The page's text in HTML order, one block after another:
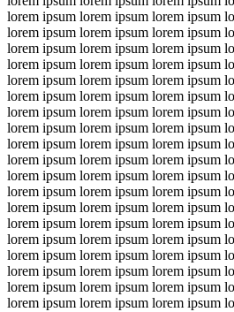
lorem ipsum lorem ipsum lorem ipsum
lorem ipsum lorem ipsum lorem ipsum
lorem ipsum lorem ipsum lorem ipsum
lorem ipsum lorem ipsum lorem ipsum
lorem ipsum lorem ipsum lorem ipsum
lorem ipsum lorem ipsum lorem ipsum
lorem ipsum lorem ipsum lorem ipsum
lorem ipsum lorem ipsum lorem ipsum
lorem ipsum lorem ipsum lorem ipsum
lorem ipsum lorem ipsum lorem ipsum
lorem ipsum lorem ipsum lorem ipsum
lorem ipsum lorem ipsum lorem ipsum
lorem ipsum lorem ipsum lorem ipsum
lorem ipsum lorem ipsum lorem ipsum
lorem ipsum lorem ipsum lorem ipsum
lorem ipsum lorem ipsum lorem ipsum
lorem ipsum lorem ipsum lorem ipsum
lorem ipsum lorem ipsum lorem ipsum
lorem ipsum lorem ipsum lorem ipsum